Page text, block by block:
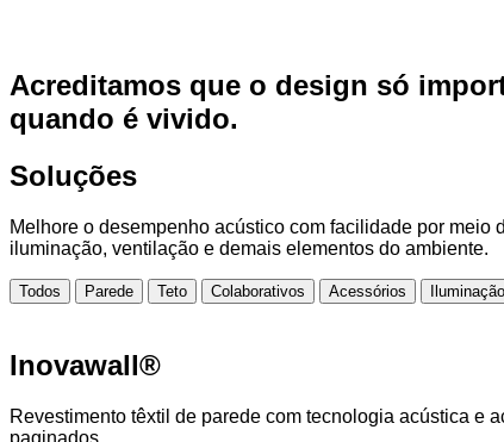
Acreditamos que o design só
quando é vivido.
Soluções
Melhore o desempenho acústico com facilidade por
iluminação, ventilação e demais elementos do ambiente.
Todos Parede Teto Colaborativos Acessórios Iluminação
Inovawall®
Revestimento têxtil de parede com tecnologia acústica e
paginados.